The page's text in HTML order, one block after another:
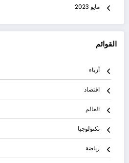
مايو 2023
القوائم
أزياء
اقتصاد
العالم
تكنولوجيا
رياضة